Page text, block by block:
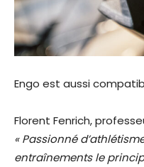
Engo est aussi
Florent Fenrich,
« Passionné
entraînements le